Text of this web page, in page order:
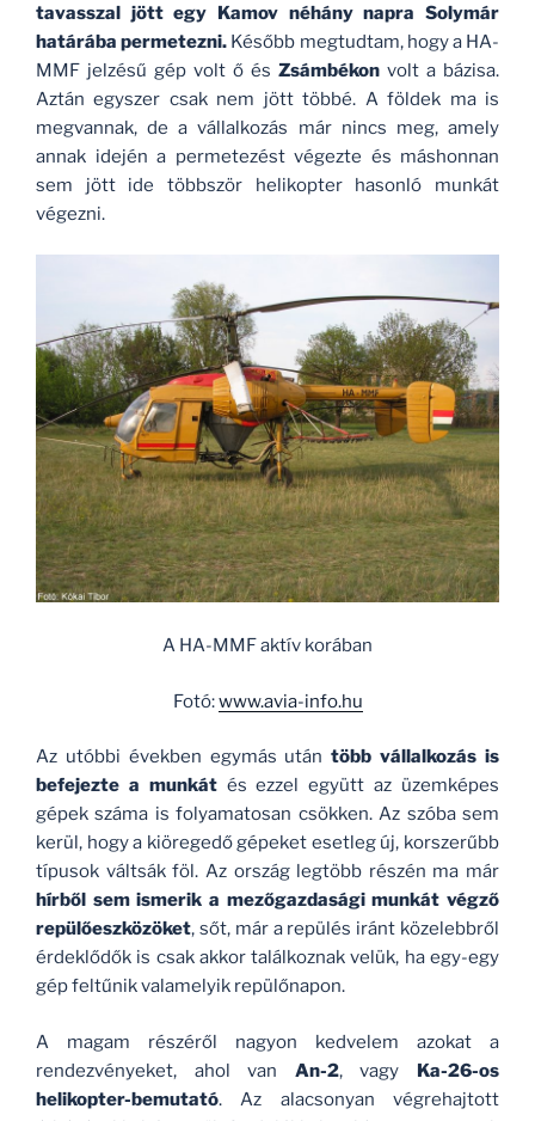
tavasszal jött egy Kamov néhány napra Solymár
határába permetezni. Később megtudtam, hogy a HA-
MMF jelzésű gép volt ő és Zsámbékon volt a bázisa.
Aztán egyszer csak nem jött többé. A földek ma is
megvannak, de a vállalkozás már nincs meg, amely
annak idején a permetezést végezte és máshonnan
sem jött ide többször helikopter hasonló munkát
végezni.
A HA-MMF aktív korában
Fotó:www.avia-info.hu
Az utóbbi években egymás utántöbb vállalkozás is
befejezte a munkátés ezzel együtt az üzemképes
gépek száma is folyamatosan csökken. Az szóba sem
kerül, hogy a kiöregedő gépeket esetleg új, korszerűbb
típusok váltsák föl. Az ország legtöbb részén ma már
hírből sem ismerik a mezőgazdasági munkát végző
repülőeszközöket, sőt, már a repülés iránt közelebbről
érdeklődők is csak akkor találkoznak velük, ha egy-egy
gép feltűnik valamelyik repülőnapon.
A magam részéről nagyon kedvelem azokat a
rendezvényeket, ahol van An-2, vagy Ka-26-os
helikopter-bemutató. Az alacsonyan végrehajtott